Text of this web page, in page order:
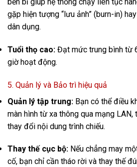
gặp hiện tượng “lưu ảnh” (burn-in)
dân dụng.
Tuổi thọ cao: Đạt mức trung bình từ
giờ hoạt động.
5. Quản lý và Bảo trì hiệu quả
Quản lý tập trung: Bạn có thể điều
màn hình từ xa thông qua mạng
thay đổi nội dung trình chiếu.
Thay thế cục bộ: Nếu chẳng may
cố, bạn chỉ cần tháo rời và thay thế